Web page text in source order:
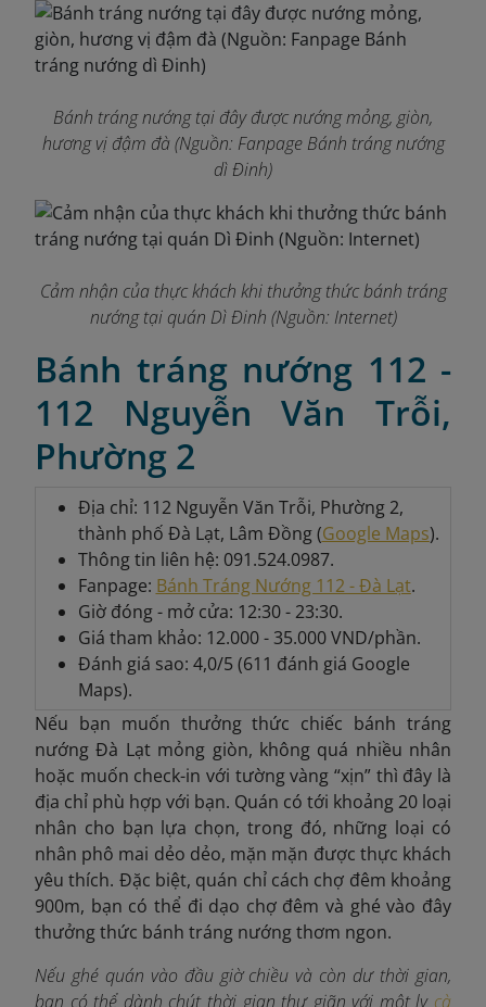
Bánh tráng nướng tại đây được nướng mỏng, giòn,
hương vị đậm đà (Nguồn: Fanpage Bánh tráng nướng
dì Đinh)
Cảm nhận của thực khách khi thưởng thức bánh tráng
nướng tại quán Dì Đinh (Nguồn: Internet)
Bánh tráng nướng 112 -
112 Nguyễn Văn Trỗi,
Phường 2
Địa chỉ: 112 Nguyễn Văn Trỗi, Phường 2,
thành phố Đà Lạt, Lâm Đồng (Google Maps).
Thông tin liên hệ: 091.524.0987.
Fanpage: Bánh Tráng Nướng 112 - Đà Lạt.
Giờ đóng - mở cửa: 12:30 - 23:30.
Giá tham khảo: 12.000 - 35.000 VND/phần.
Đánh giá sao: 4,0/5 (611 đánh giá Google
Maps).
Nếu bạn muốn thưởng thức chiếc bánh tráng
nướng Đà Lạt mỏng giòn, không quá nhiều nhân
hoặc muốn check-in với tường vàng “xịn” thì đây là
địa chỉ phù hợp với bạn. Quán có tới khoảng 20 loại
nhân cho bạn lựa chọn, trong đó, những loại có
nhân phô mai dẻo dẻo, mặn mặn được thực khách
yêu thích. Đặc biệt, quán chỉ cách chợ đêm khoảng
900m, bạn có thể đi dạo chợ đêm và ghé vào đây
thưởng thức bánh tráng nướng thơm ngon.
Nếu ghé quán vào đầu giờ chiều và còn dư thời gian,
bạn có thể dành chút thời gian thư giãn với một ly cà